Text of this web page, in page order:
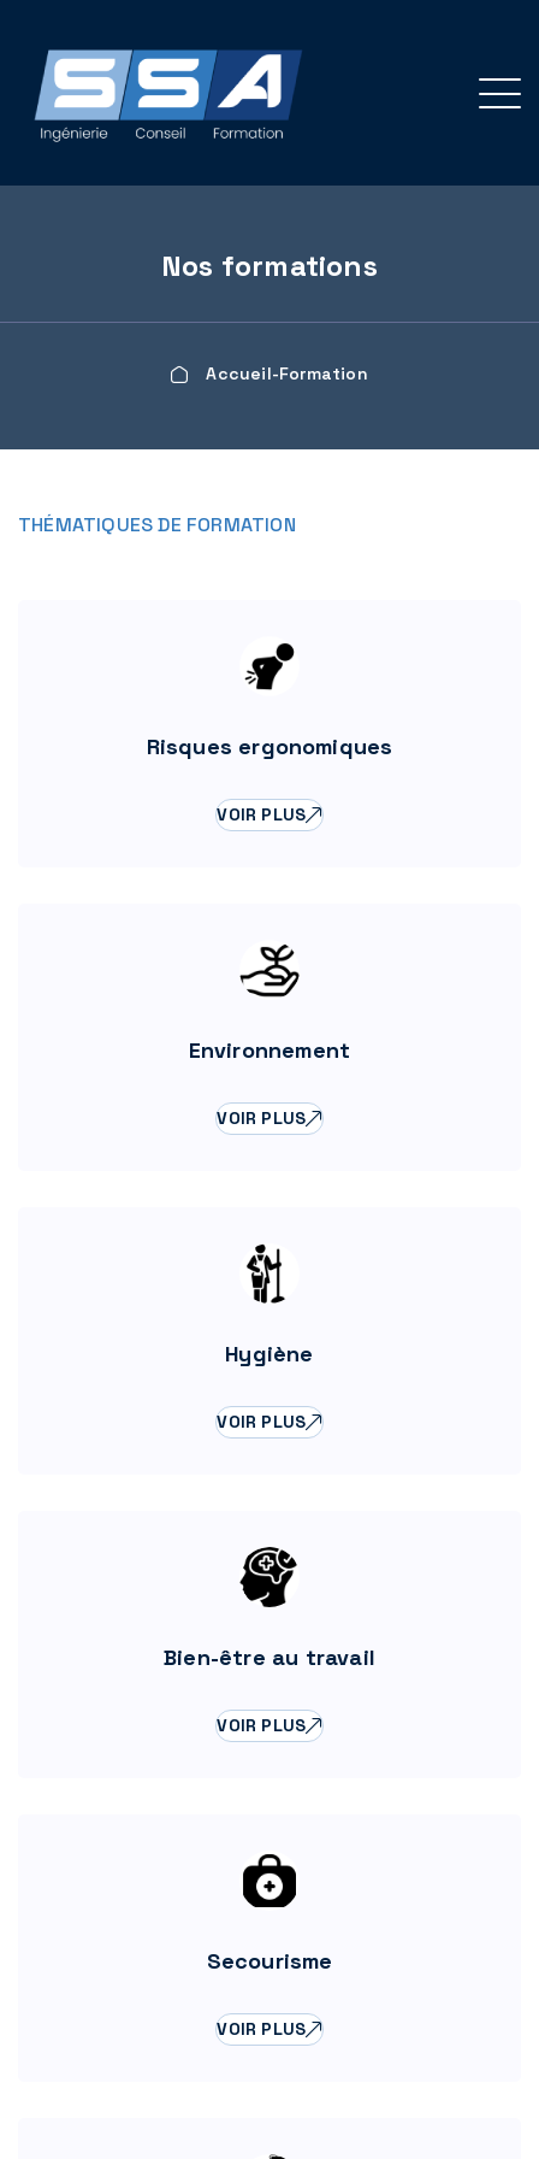
Nos formations
Accueil Formation
THÉMATIQUES DE FORMATION
Risques ergonomiques
VOIR PLUS
Environnement
VOIR PLUS
Hygiène
VOIR PLUS
Bien-être au travail
VOIR PLUS
Secourisme
VOIR PLUS